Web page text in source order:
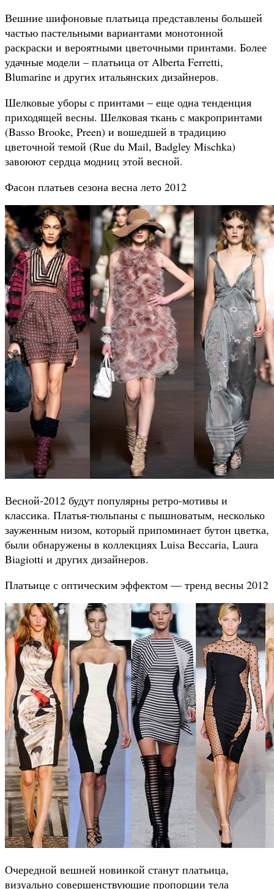
Вешние шифоновые платьица представлены большей
частью пастельными вариантами монотонной
раскраски и вероятными цветочными принтами. Более
удачные модели – платьица от Alberta Ferretti,
Blumarine и других итальянских дизайнеров.
Шелковые уборы с принтами – еще одна тенденция
приходящей весны. Шелковая ткань с макропринтами
(Basso Brooke, Preen) и вошедшей в традицию
цветочной темой (Rue du Mail, Badgley Mischka)
завоюют сердца модниц этой весной.
Фасон платьев сезона весна лето 2012
Весной-2012 будут популярны ретро-мотивы и
классика. Платья-тюльпаны с пышноватым, несколько
зауженным низом, который припоминает бутон цветка,
были обнаружены в коллекциях Luisa Beccaria, Laura
Biagiotti и других дизайнеров.
Платьице с оптическим эффектом — тренд весны 2012
Очередной вешней новинкой станут платьица,
визуально совершенствующие пропорции тела